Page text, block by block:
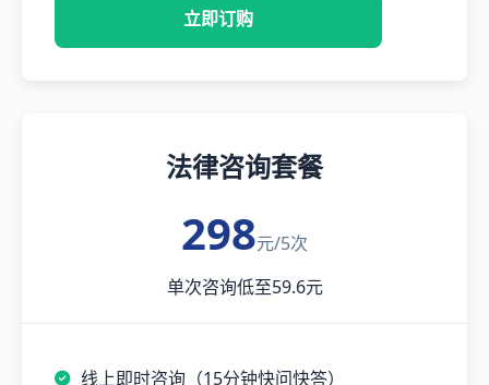
立即订购
法律咨询套餐
298元/5次
单次咨询低至59.6元
线上即时咨询（15分钟快问快答）